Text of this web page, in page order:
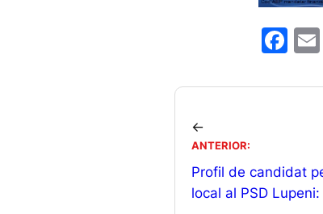
F
c
o
o
←
ANTERIOR:
Profil de candidat
local al PSD Lupeni: